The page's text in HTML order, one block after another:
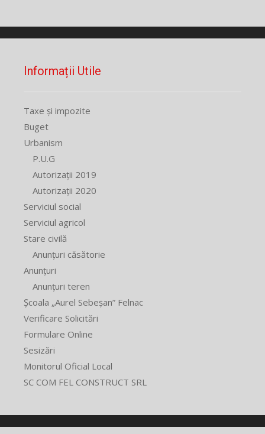
Informații Utile
Taxe și impozite
Buget
Urbanism
P.U.G
Autorizații 2019
Autorizații 2020
Serviciul social
Serviciul agricol
Stare civilă
Anunțuri căsătorie
Anunțuri
Anunțuri teren
Școala „Aurel Sebeșan” Felnac
Verificare Solicitări
Formulare Online
Sesizări
Monitorul Oficial Local
SC COM FEL CONSTRUCT SRL